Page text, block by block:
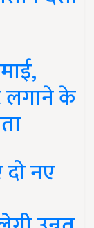
लगाने के
नए